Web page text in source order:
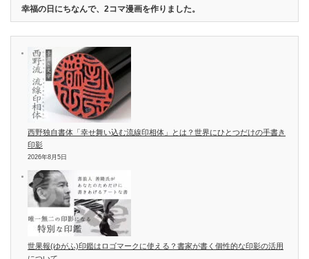
幸福の日にちなんで、2コマ漫画を作りました。
西野独自書体「幸せ舞い込む流線印相体」とは？世界にひとつだけの手書き
印影
2026年8月5日
世果報(ゆがふ)印鑑はロゴマークに使える？書家が書く個性的な印影の活用